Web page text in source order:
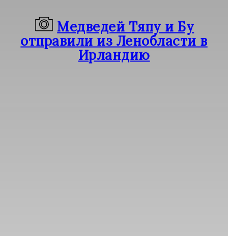
Медведей Тяпу и Бу
отправили из Ленобласти в
Ирландию